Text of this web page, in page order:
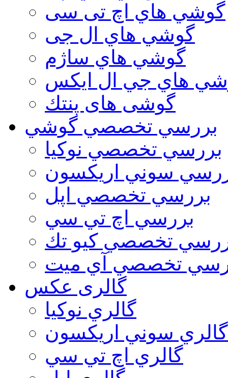
گوشي هاي اچ تی سی
گوشي هاي ال جی
گوشي هاي ساژم
هاي جي ال ايكس
گوشی های پنتك
بررسي تخصصي گوشي
بررسي تخصصي نوكيا
سوني اريكسون
بررسي تخصصي اپل
بررسي اچ تي سي
تخصصي كيو تك
تخصصي آي ميت
گالری عکس
گالري نوكيا
گالري سوني اريكسون
گالري اچ تي سي